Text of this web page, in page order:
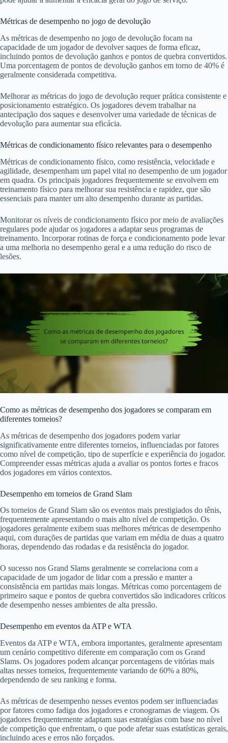
Métricas de desempenho no jogo de devolução
As métricas de desempenho no jogo de devolução focam na
capacidade de um jogador de devolver saques de forma eficaz,
incluindo pontos de devolução ganhos e pontos de quebra convertidos.
Uma porcentagem de pontos de devolução ganhos em torno de 40% é
geralmente considerada competitiva.
Melhorar as métricas do jogo de devolução requer prática consistente e
posicionamento estratégico. Os jogadores devem trabalhar na
antecipação dos saques e desenvolver uma variedade de técnicas de
devolução para aumentar sua eficácia.
Métricas de condicionamento físico relevantes para o desempenho
Métricas de condicionamento físico, como resistência, velocidade e
agilidade, desempenham um papel vital no desempenho de um jogador
em quadra. Os principais jogadores frequentemente se envolvem em
treinamento físico para melhorar sua resistência e rapidez, que são
essenciais para manter um alto desempenho durante as partidas.
Monitorar os níveis de condicionamento físico por meio de avaliações
regulares pode ajudar os jogadores a adaptar seus programas de
treinamento. Incorporar rotinas de força e condicionamento pode levar
a uma melhoria no desempenho geral e a uma redução do risco de
lesões.
Como as métricas de desempenho dos jogadores se comparam em
diferentes torneios?
As métricas de desempenho dos jogadores podem variar
significativamente entre diferentes torneios, influenciadas por fatores
como nível de competição, tipo de superfície e experiência do jogador.
Compreender essas métricas ajuda a avaliar os pontos fortes e fracos
dos jogadores em vários contextos.
Desempenho em torneios de Grand Slam
Os torneios de Grand Slam são os eventos mais prestigiados do tênis,
frequentemente apresentando o mais alto nível de competição. Os
jogadores geralmente exibem suas melhores métricas de desempenho
aqui, com durações de partidas que variam em média de duas a quatro
horas, dependendo das rodadas e da resistência do jogador.
O sucesso nos Grand Slams geralmente se correlaciona com a
capacidade de um jogador de lidar com a pressão e manter a
consistência em partidas mais longas. Métricas como porcentagem de
primeiro saque e pontos de quebra convertidos são indicadores críticos
de desempenho nesses ambientes de alta pressão.
Desempenho em eventos da ATP e WTA
Eventos da ATP e WTA, embora importantes, geralmente apresentam
um cenário competitivo diferente em comparação com os Grand
Slams. Os jogadores podem alcançar porcentagens de vitórias mais
altas nesses torneios, frequentemente variando de 60% a 80%,
dependendo de seu ranking e forma.
As métricas de desempenho nesses eventos podem ser influenciadas
por fatores como fadiga dos jogadores e cronogramas de viagem. Os
jogadores frequentemente adaptam suas estratégias com base no nível
de competição que enfrentam, o que pode afetar suas estatísticas gerais,
incluindo aces e erros não forçados.